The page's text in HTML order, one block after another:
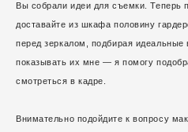
Вы собрали идеи для съемки. Теперь
доставайте из шкафа половину
перед зеркалом, подбирая идеальные
показывать их мне — я помогу
смотреться в кадре.
Внимательно подойдите к вопросу